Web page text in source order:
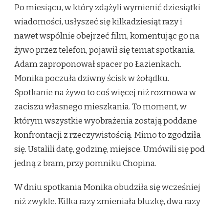
Po miesiącu, w który zdążyli wymienić dziesiątki
wiadomości, usłyszeć się kilkadziesiąt razy i
nawet wspólnie obejrzeć film, komentując go na
żywo przez telefon, pojawił się temat spotkania.
Adam zaproponował spacer po Łazienkach.
Monika poczuła dziwny ścisk w żołądku.
Spotkanie na żywo to coś więcej niż rozmowa w
zaciszu własnego mieszkania. To moment, w
którym wszystkie wyobrażenia zostają poddane
konfrontacji z rzeczywistością. Mimo to zgodziła
się. Ustalili datę, godzinę, miejsce. Umówili się pod
jedną z bram, przy pomniku Chopina.
W dniu spotkania Monika obudziła się wcześniej
niż zwykle. Kilka razy zmieniała bluzkę, dwa razy